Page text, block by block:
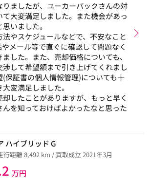
ましたが、ユーカーパックさんの対
大変満足しました。また機会があっ
いました。
やスケジュールなどで、不安なこと
メール等で直ぐに確認して問題なく
した。また、売却価格についても、
渉して希望額まで引き上げてくれまし
(保証書の個人情報管理)についても十
変満足しました。
したことがありますが、もっと早く
を知っておけばよかったなと思った
ハイブリッド G
行距離 8,492 km / 買取成立 2021年3月
万円